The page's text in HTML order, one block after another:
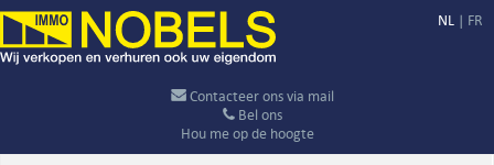
NL | FR
Contacteer ons via mail
Bel ons
Hou me op de hoogte